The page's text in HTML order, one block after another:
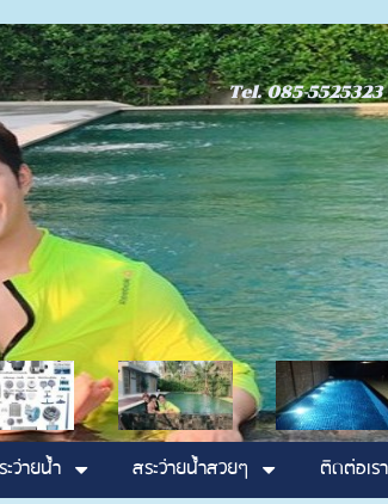
Here. Tel.
ว่ายน้ำ สระว่ายน้ำสวยๆ ติดต่อเรา